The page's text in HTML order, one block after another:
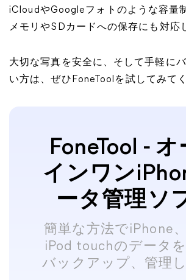
iCloudやGoogleフォトのような容量
メモリやSDカードへの保存にも対応
大切な写真を安全に、そして手軽に
い方は、ぜひFoneToolを試してみて
FoneTool -
インワン
ータ管理ソ
簡単な方法でiPhone、
iPod touchのデータを
バックアップ、管理し